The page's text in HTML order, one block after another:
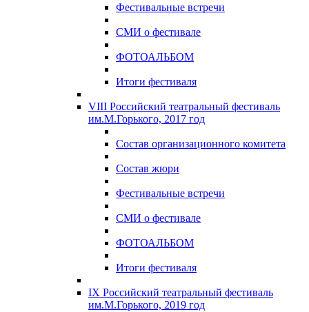
Фестивальные встречи
СМИ о фестивале
ФОТОАЛЬБОМ
Итоги фестиваля
VIII Российский театральный фестиваль
им.М.Горького, 2017 год
Состав организационного комитета
Состав жюри
Фестивальные встречи
СМИ о фестивале
ФОТОАЛЬБОМ
Итоги фестиваля
IX Российский театральный фестиваль
им.М.Горького, 2019 год